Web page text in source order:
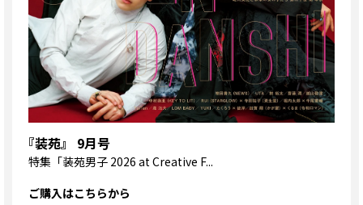
『装苑』 9月号
特集 「装苑男子 2026 at Creative F...
ご購入はこちらから